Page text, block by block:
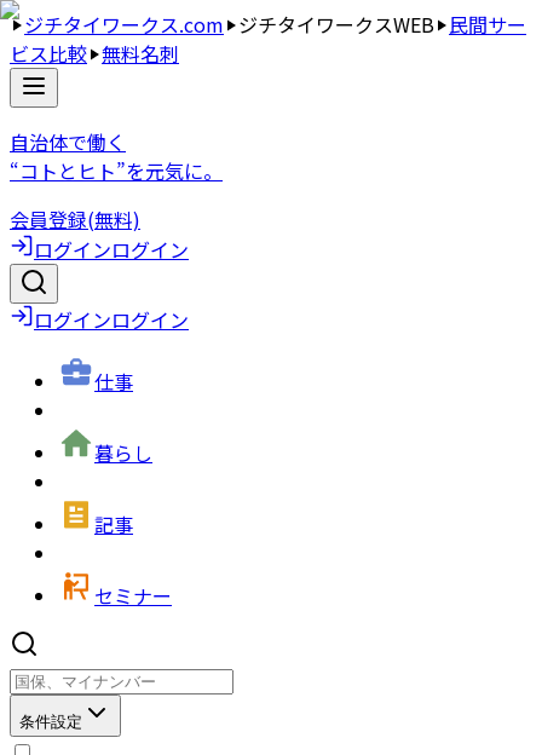
ジチタイワークス.com ジチタイワークスWEB 民間サー
ビス比較 無料名刺
自治体で働く
“コトとヒト”を元気に。
会員登録(無料)
ログインログイン
ログインログイン
仕事
暮らし
記事
セミナー
条件設定